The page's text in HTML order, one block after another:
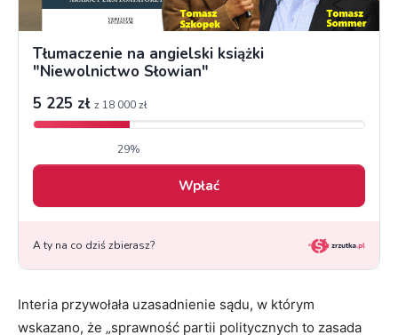
Interia przywołała uzasadnienie sądu, w którym
wskazano, że „sprawność partii politycznych to zasada